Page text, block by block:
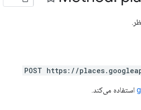
POST https://
استفاده می‌کند.